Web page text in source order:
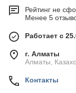
Рейтинг не
Менее 5
Работает с
г. Алматы
Алматы,
Контакты